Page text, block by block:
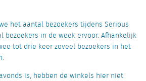
het aantal bezoekers tijdens Serious
bezoekers in de week ervoor. Afhankelijk
tot drie keer zoveel bezoekers in het
is, hebben de winkels hier niet